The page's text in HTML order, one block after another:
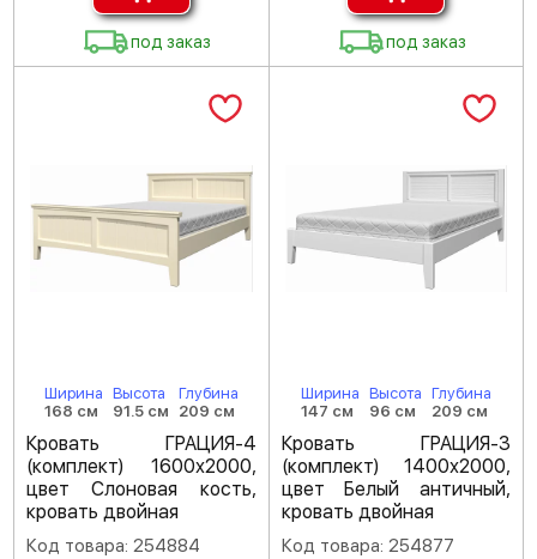
под заказ под заказ
Ширина
168 см
Высота
91.5 см
Глубина
209 см
Кровать ГРАЦИЯ-4
(комплект) 1600х2000,
цвет Слоновая кость,
кровать двойная
Код товара: 254884
Ширина
147 см
Высота
96 см
Глубина
209 см
Кровать ГРАЦИЯ-3
(комплект) 1400х2000,
цвет Белый античный,
кровать двойная
Код товара: 254877